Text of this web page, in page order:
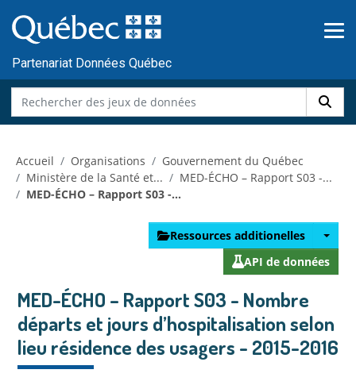
au
contenu
Partenariat Données Québec
Accueil Organisations
Gouvernement du Québec
Ministère de la Santé et...
MED-ÉCHO – Rapport S03 -...
MED-ÉCHO – Rapport S03 -...
Ressources additionelles
API de données
MED-ÉCHO – Rapport S03 - Nombre
départs et jours d’hospitalisation selon
lieu résidence des usagers - 2015-2016